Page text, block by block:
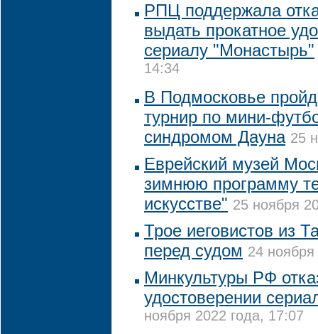
РПЦ поддержала
выдать прокатное
сериалу "Монастырь"
14:34
В Подмосковье
турнир по мини-
синдромом Дауна 25
Еврейский музей
зимнюю программу
искусстве" 25 ноября
Трое иеговистов из
перед судом 24
Минкультуры РФ
удостоверении
ноября 2022 года, 17:07